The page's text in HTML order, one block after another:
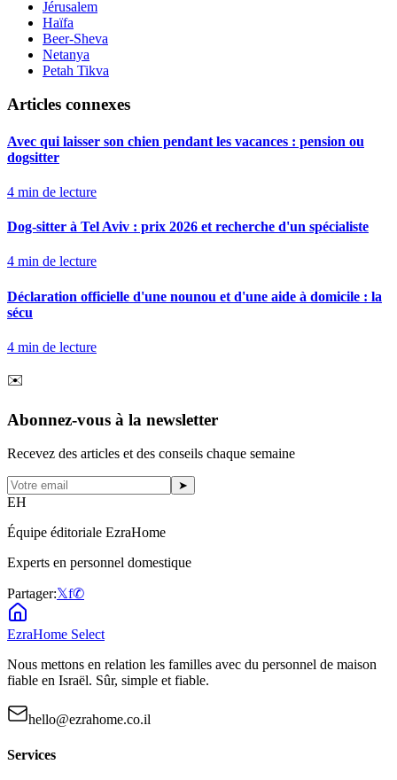
Jérusalem
Haïfa
Beer-Sheva
Netanya
Petah Tikva
Articles connexes
Avec qui laisser son chien pendant les vacances : pension ou
dogsitter
4 min de lecture
Dog-sitter à Tel Aviv : prix 2026 et recherche d'un spécialiste
4 min de lecture
Déclaration officielle d'une nounou et d'une aide à domicile : la
sécu
4 min de lecture
✉️
Abonnez-vous à la newsletter
Recevez des articles et des conseils chaque semaine
➤
EH
Équipe éditoriale EzraHome
Experts en personnel domestique
Partager:𝕏f✆
EzraHome Select
Nous mettons en relation les familles avec du personnel de maison
fiable en Israël. Sûr, simple et fiable.
hello@ezrahome.co.il
Services